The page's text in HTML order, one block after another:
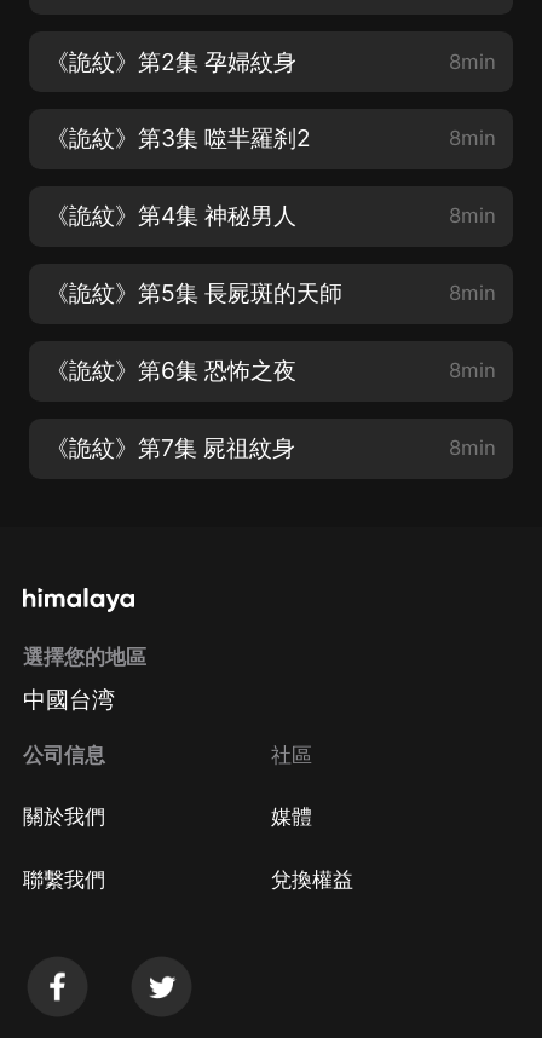
《詭紋》第2集 孕婦紋身 8min
《詭紋》第3集 噬羋羅刹2 8min
《詭紋》第4集 神秘男人 8min
《詭紋》第5集 長屍斑的天師 8min
《詭紋》第6集 恐怖之夜 8min
《詭紋》第7集 屍祖紋身 8min
選擇您的地區
中國台湾
公司信息
關於我們
聯繫我們
社區
媒體
兌換權益